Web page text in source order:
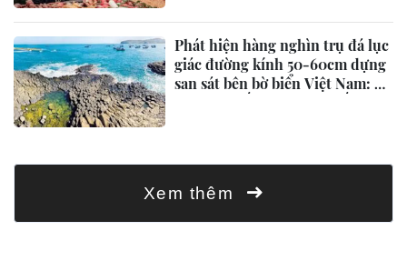
Phát hiện hàng nghìn trụ đá lục
giác đường kính 50-60cm dựng
san sát bên bờ biển Việt Nam: Là
Xem thêm